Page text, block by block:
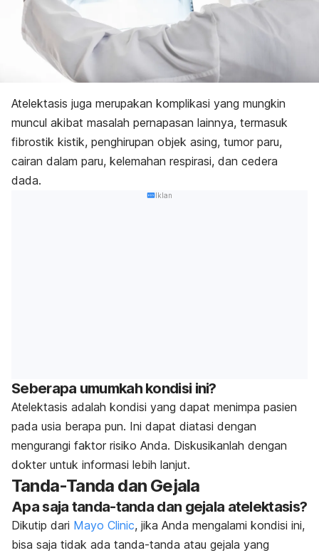
Atelektasis juga merupakan komplikasi yang mungkin
muncul akibat masalah pernapasan lainnya, termasuk
fibrostik kistik, penghirupan objek asing, tumor paru,
cairan dalam paru, kelemahan respirasi, dan cedera
dada.
Iklan
Seberapa umumkah kondisi ini?
Atelektasis adalah kondisi yang dapat menimpa pasien
pada usia berapa pun. Ini dapat diatasi dengan
mengurangi faktor risiko Anda. Diskusikanlah dengan
dokter untuk informasi lebih lanjut.
Tanda-Tanda dan Gejala
Apa saja tanda-tanda dan gejala atelektasis?
Dikutip dari Mayo Clinic, jika Anda mengalami kondisi ini,
bisa saja tidak ada tanda-tanda atau gejala yang